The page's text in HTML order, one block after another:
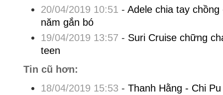
20/04/2019 10:51 - Adele chia tay
năm gắn bó
19/04/2019 13:57 - Suri Cruise chững
teen
Tin cũ hơn:
18/04/2019 15:53 - Thanh Hằng - Chi